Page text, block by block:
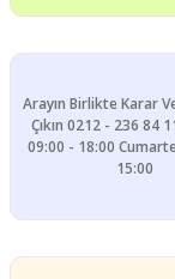
Arayın Birlikte Karar
Çıkın 0212 - 236 84
09:00 - 18:00
15:00